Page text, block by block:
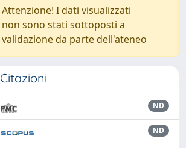
Attenzione! I dati visualizzati
non sono stati sottoposti a
validazione da parte dell'ateneo
Citazioni
ND
ND